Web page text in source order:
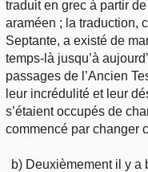
traduit en grec à partir
araméen ; la traduction,
Septante, a existé de
temps-là jusqu’à
passages de l’Ancien
leur incrédulité et leur
s’étaient occupés de
commencé par changer
b) Deuxièmement il y